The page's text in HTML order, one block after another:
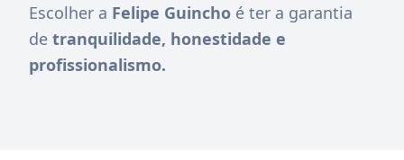
Escolher a Felipe Guincho é ter a garantia
de tranquilidade, honestidade e
profissionalismo.